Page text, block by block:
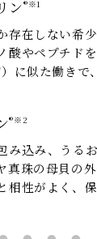
ン®︎※1
存在しない希
酸やペプチド
に似た働きで
®︎※2
み込み、うる
真珠の母貝の
相性がよく、